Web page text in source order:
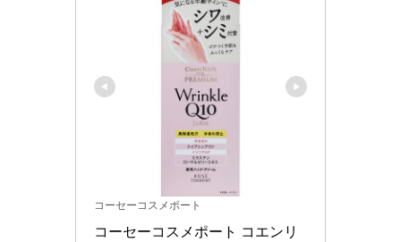
コーセーコスメポート
コーセーコスメポート コエンリ